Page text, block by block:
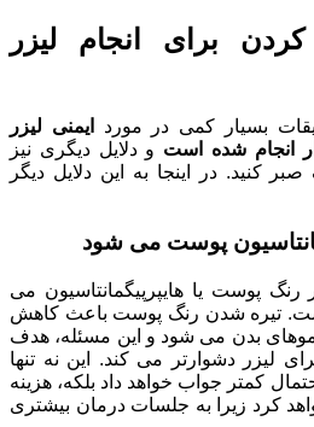
برای انجام لیزر
بسیار کمی در مورد
ایمنی لیزر
انجام شده است و دلایل دیگری نیز
کنید. در اینجا به این دلایل دیگر
پوست می شود
رنگ پوست یا هایپرپیگمانتاسیون می
تیره شدن رنگ پوست باعث کاهش
بدن می شود و این مسئله، هدف
لیزر دشوارتر می کند. این نه تنها
کمتر جواب خواهد داد بلکه، هزینه
کرد زیرا به جلسات درمان بیشتری